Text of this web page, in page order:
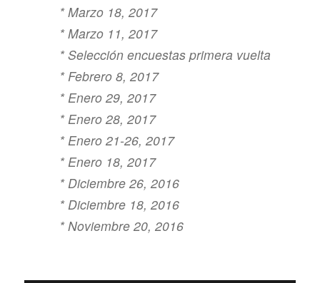
* Marzo 18, 2017
* Marzo 11, 2017
* Selección encuestas primera vuelta
* Febrero 8, 2017
* Enero 29, 2017
* Enero 28, 2017
* Enero 21-26, 2017
* Enero 18, 2017
* Diciembre 26, 2016
* Diciembre 18, 2016
* Noviembre 20, 2016